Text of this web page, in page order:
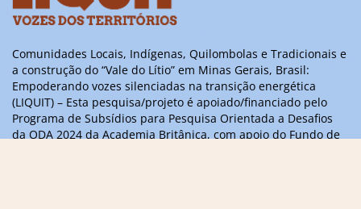
Comunidades Locais, Indígenas, Quilombolas e Tradicionais e
a construção do “Vale do Lítio” em Minas Gerais, Brasil:
Empoderando vozes silenciadas na transição energética
(LIQUIT) – Esta pesquisa/projeto é apoiado/financiado pelo
Programa de Subsídios para Pesquisa Orientada a Desafios
da ODA 2024 da Academia Britânica, com apoio do Fundo de